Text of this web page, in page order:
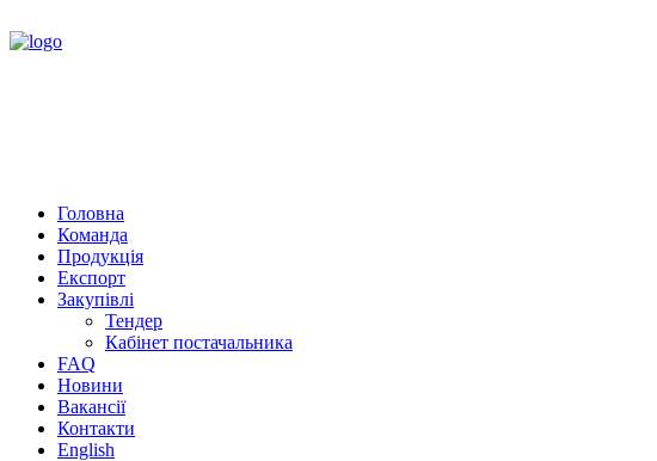
Головна
Команда
Продукція
Експорт
Закупівлі
Тендер
Кабінет постачальника
FAQ
Новини
Вакансії
Контакти
English